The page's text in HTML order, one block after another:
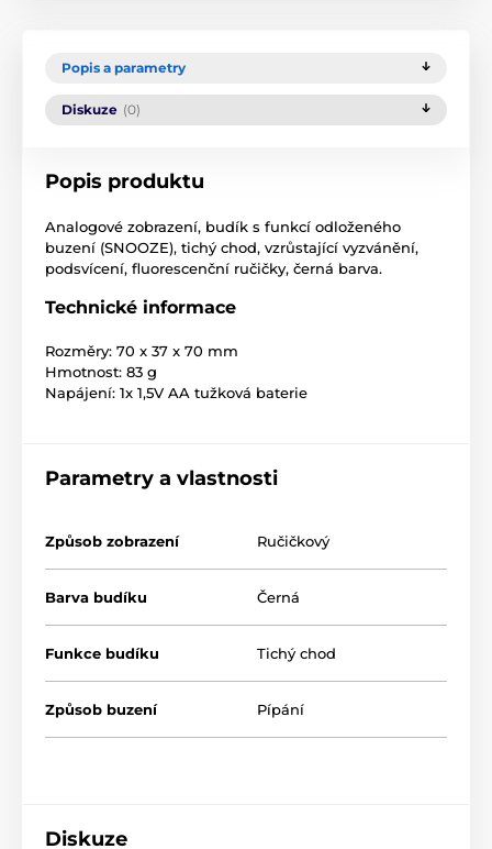
Popis a parametry
Diskuze (0)
Popis produktu
Analogové zobrazení, budík s funkcí odloženého
buzení (SNOOZE), tichý chod, vzrůstající vyzvánění,
podsvícení, fluorescenční ručičky, černá barva.
Technické informace
Rozměry: 70 x 37 x 70 mm
Hmotnost: 83 g
Napájení: 1x 1,5V AA tužková baterie
Parametry a vlastnosti
Způsob zobrazení Ručičkový
Barva budíku Černá
Funkce budíku Tichý chod
Způsob buzení Pípání
Diskuze